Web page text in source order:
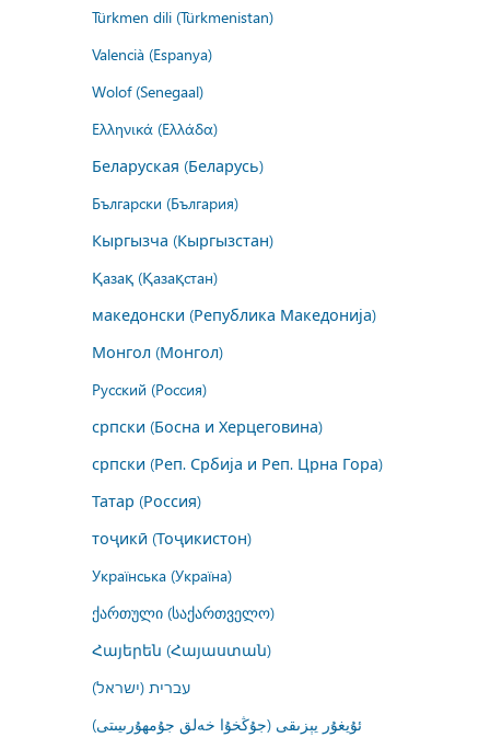
Türkmen dili (Türkmenistan)
Valencià (Espanya)
Wolof (Senegaal)
Ελληνικά (Ελλάδα)
Беларуская (Беларусь)
Български (България)
Кыргызча (Кыргызстан)
Қазақ (Қазақстан)
македонски (Република Македонија)
Монгол (Монгол)
Русский (Россия)
српски (Босна и Херцеговина)
српски (Реп. Србија и Реп. Црна Гора)
Татар (Россия)
тоҷикӣ (Тоҷикистон)
Українська (Україна)
ქართული (საქართველო)
Հայերեն (Հայաստան)
עברית (ישראל)
ئۇيغۇر يېزىقى (جۇڭخۇا خەلق جۇمھۇرىيىتى)